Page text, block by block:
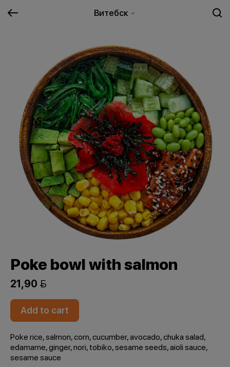
Витебск
Poke bowl with salmon
21,90 
Add to cart
Poke rice, salmon, corn, cucumber, avocado, chuka salad,
edamame, ginger, nori, tobiko, sesame seeds, aioli sauce,
sesame sauce